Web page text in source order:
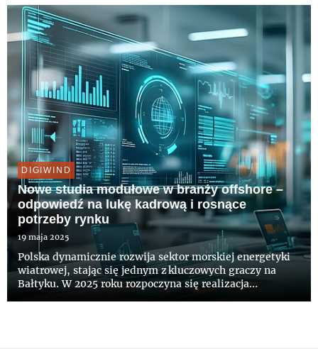
DigiWind, wychodzi im naprzeciw, oferując elastyczne
ścieżki...
DIGIWIND
Nowe studia modułowe w branży offshore –
odpowiedź na lukę kadrową i rosnące
potrzeby rynku
19 maja 2025
Polska dynamicznie rozwija sektor morskiej energetyki
wiatrowej, stając się jednym z kluczowych graczy na
Bałtyku. W 2025 roku rozpoczyna się realizacja